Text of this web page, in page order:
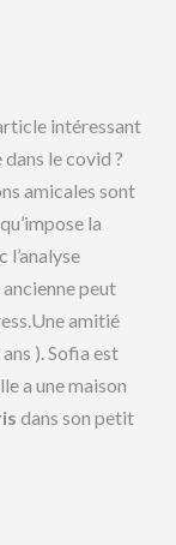
intéressant
le covid ?
amicales sont
la
l’analyse
peut
amitié
). Sofia est
a une maison
dans son petit